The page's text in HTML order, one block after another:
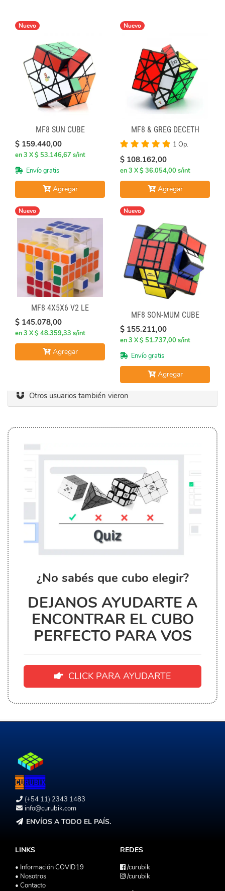
Nuevo
MF8 SUN CUBE
$ 159.440,00
en 3 X $ 53.146,67 s/int
Envío gratis
Agregar
Nuevo
MF8 & GREG DECETH
1 Op.
$ 108.162,00
en 3 X $ 36.054,00 s/int
Agregar
Nuevo
MF8 4X5X6 V2 LE
$ 145.078,00
en 3 X $ 48.359,33 s/int
Agregar
Nuevo
MF8 SON-MUM CUBE
$ 155.211,00
en 3 X $ 51.737,00 s/int
Envío gratis
Agregar
Otros usuarios también vieron
¿No sabés que cubo elegir?
DEJANOS AYUDARTE A
ENCONTRAR EL CUBO
PERFECTO PARA VOS
CLICK PARA AYUDARTE
(+54 11) 2343 1483
info@curubik.com
ENVÍOS A TODO EL PAÍS.
LINKS
• Información COVID19
• Nosotros
• Contacto
REDES
/curubik
/curubik